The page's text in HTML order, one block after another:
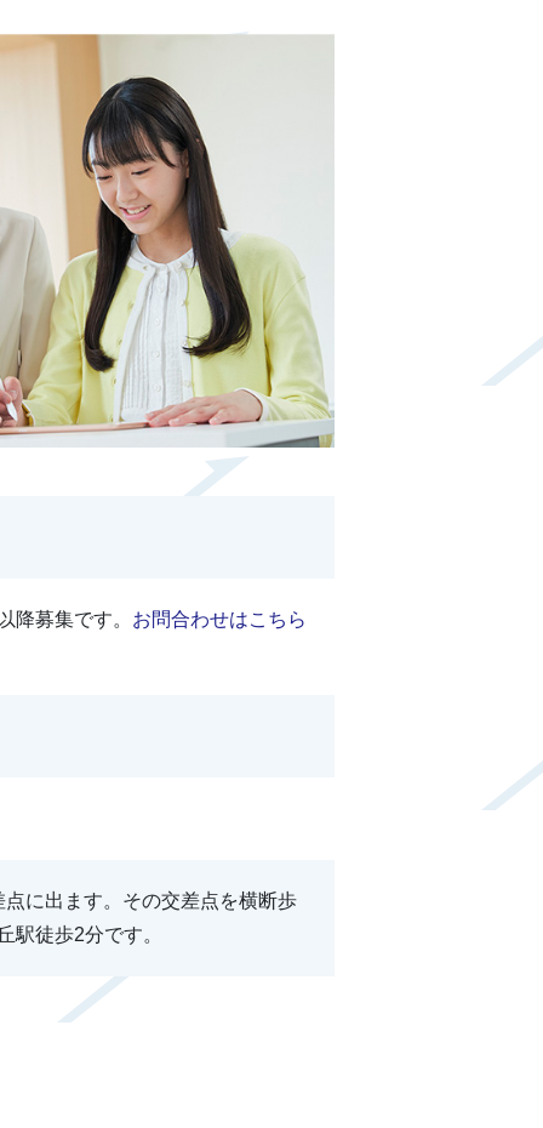
募集です。 お問合わせはこちら
に出ます。その交差点を横断歩
駅徒歩2分です。